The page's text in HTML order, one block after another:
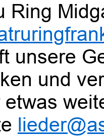
Ring
unsere
und
etwas